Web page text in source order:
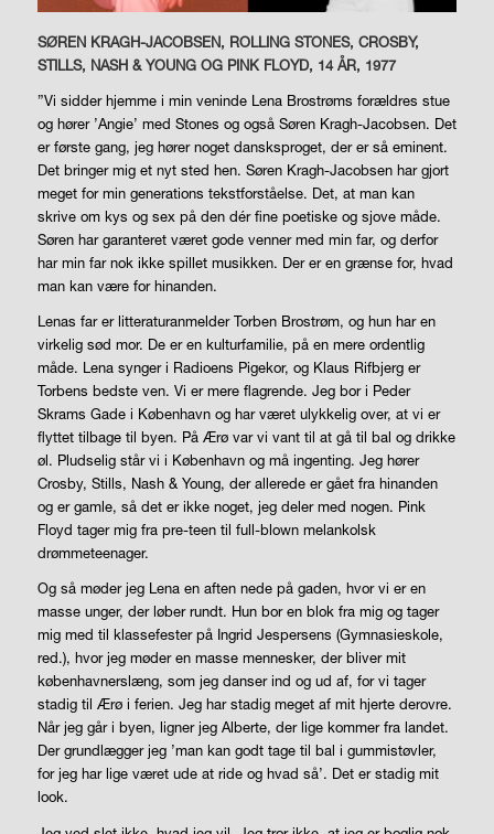
SØREN KRAGH-JACOBSEN, ROLLING STONES, CROSBY,
STILLS, NASH & YOUNG OG PINK FLOYD, 14 ÅR, 1977
”Vi sidder hjemme i min veninde Lena Brostrøms forældres stue
og hører ’Angie’ med Stones og også Søren Kragh-Jacobsen. Det
er første gang, jeg hører noget dansksproget, der er så eminent.
Det bringer mig et nyt sted hen. Søren Kragh-Jacobsen har gjort
meget for min generations tekstforståelse. Det, at man kan
skrive om kys og sex på den dér fine poetiske og sjove måde.
Søren har garanteret været gode venner med min far, og derfor
har min far nok ikke spillet musikken. Der er en grænse for, hvad
man kan være for hinanden.
Lenas far er litteraturanmelder Torben Brostrøm, og hun har en
virkelig sød mor. De er en kulturfamilie, på en mere ordentlig
måde. Lena synger i Radioens Pigekor, og Klaus Rifbjerg er
Torbens bedste ven. Vi er mere flagrende. Jeg bor i Peder
Skrams Gade i København og har været ulykkelig over, at vi er
flyttet tilbage til byen. På Ærø var vi vant til at gå til bal og drikke
øl. Pludselig står vi i København og må ingenting. Jeg hører
Crosby, Stills, Nash & Young, der allerede er gået fra hinanden
og er gamle, så det er ikke noget, jeg deler med nogen. Pink
Floyd tager mig fra pre-teentil full-blownmelankolsk
drømmeteenager.
Og så møder jeg Lena en aften nede på gaden, hvor vi er en
masse unger, der løber rundt. Hun bor en blok fra mig og tager
mig med til klassefester på Ingrid Jespersens (Gymnasieskole,
red.), hvor jeg møder en masse mennesker, der bliver mit
københavnerslæng, som jeg danser ind og ud af, for vi tager
stadig til Ærø i ferien. Jeg har stadig meget af mit hjerte derovre.
Når jeg går i byen, ligner jeg Alberte, der lige kommer fra landet.
Der grundlægger jeg ’man kan godt tage til bal i gummistøvler,
for jeg har lige været ude at ride og hvad så’. Det er stadig mit
look.